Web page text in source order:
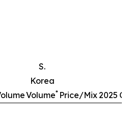
S.
Korea
Volume* Price/Mix2025